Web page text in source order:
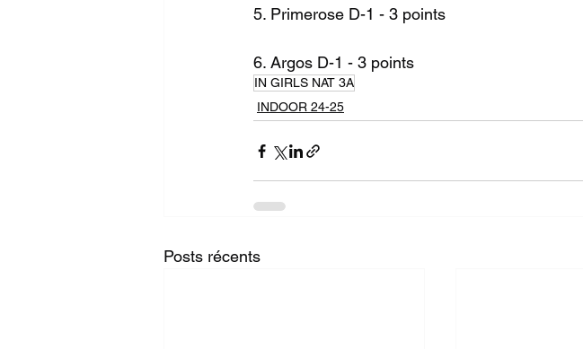
5. Primerose D-1 - 3 points
6. Argos D-1 - 3 points
IN GIRLS NAT 3A
INDOOR 24-25
Posts récents